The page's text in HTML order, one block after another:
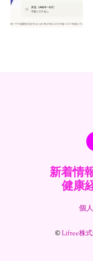
新着情
健康
個
©Lifree株